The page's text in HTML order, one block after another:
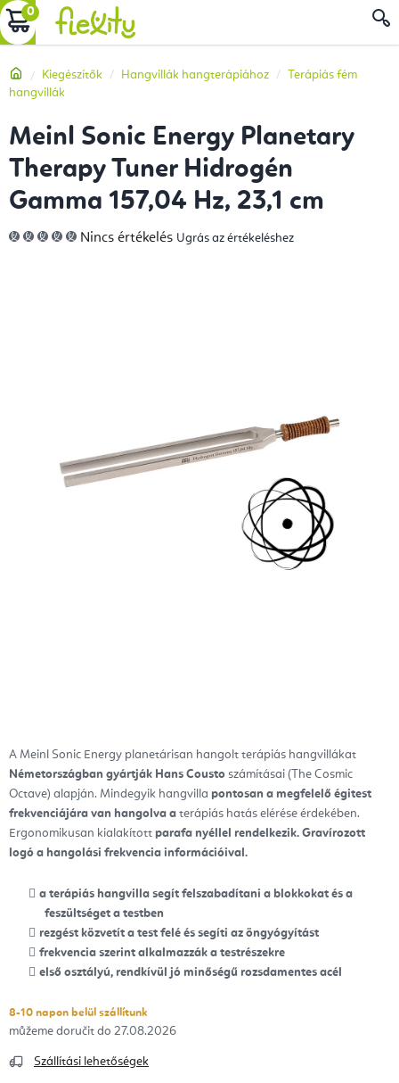
Ugrás
a
tartalomhoz
KOSÁR
Kezdőlap
Kiegészítők Hangvillák hangterápiához
Terápiás fém
hangvillák
A Meinl Sonic Energy planetárisan hangolt terápiás hangvillákat
Németországban gyártják Hans Cousto számításai (The Cosmic
Octave) alapján. Mindegyik hangvilla pontosan a megfelelő égitest
frekvenciájára van hangolva a terápiás hatás elérése érdekében.
Ergonomikusan kialakított parafa nyéllel rendelkezik. Gravírozott
logó a hangolási frekvencia információival.
a terápiás hangvilla segít felszabadítani a blokkokat és a
feszültséget a testben
rezgést közvetít a test felé és segíti az öngyógyítást
frekvencia szerint alkalmazzák a testrészekre
első osztályú, rendkívül jó minőségű rozsdamentes acél
8-10 napon belül szállítunk
27.08.2026
Szállítási lehetőségek
Meinl Sonic Energy Planetary
Therapy Tuner Hidrogén
Gamma 157,04 Hz, 23,1 cm
A
termék
Nincs értékelés Ugrás az értékeléshez